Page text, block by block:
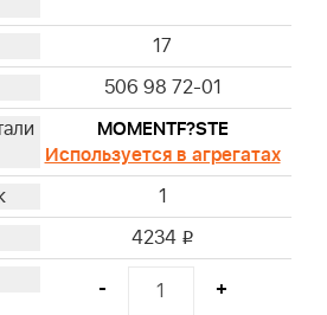
17
506 98 72-01
MOMENTF?STE
Используется в агрегатах
1
4234 i
- +